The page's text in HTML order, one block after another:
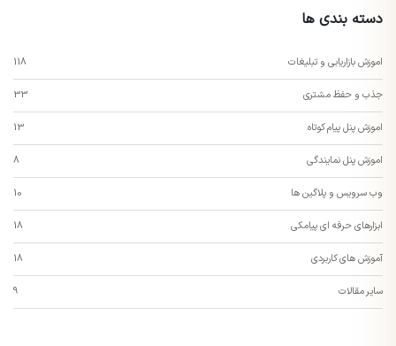
دسته بندی ها
اموزش بازاریابی و تبلیغات 118
جذب و حفظ مشتری 33
اموزش پنل پیام کوتاه 13
اموزش پنل نمایندگی 8
وب سرویس و پلاگین ها 10
ابزارهای حرفه ای پیامکی 18
آموزش های کاربردی 18
سایر مقالات 9